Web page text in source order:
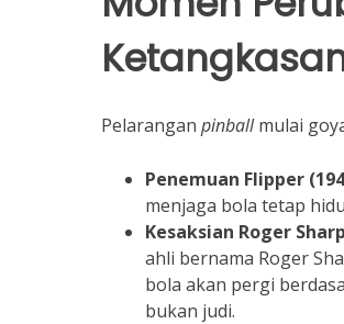
Pelarangan pinballmulai
Penemuan Flipper
menjaga bola tetap
Kesaksian Roger
ahli bernama Roger
bola akan pergi
bukan judi.